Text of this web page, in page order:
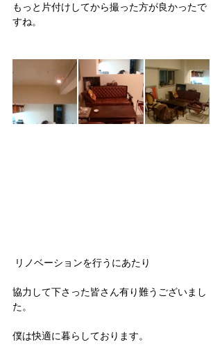
もっと片付けしてから撮った方が良かったで
すね。
リノベーションを行うにあたり
協力して下さった皆さん有り難うございまし
た。
僕は快適に暮らしております。